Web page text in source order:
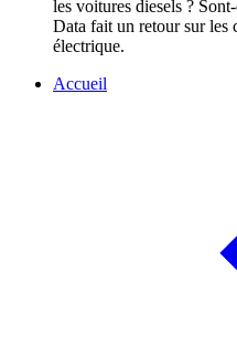
les voitures diesels ?
Data fait un retour sur les
électrique.
Accueil